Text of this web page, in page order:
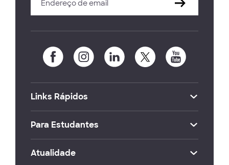
Links Rápidos
Para Estudantes
Atualidade